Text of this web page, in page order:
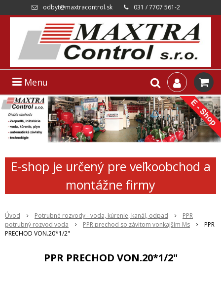
odbyt@maxtracontrol.sk 031 / 7707 561-2
Menu
E-shop je určený pre veľkoobchod a
montážne firmy
Úvod Potrubné rozvody - voda, kúrenie, kanál, odpad
PPR
potrubný rozvod voda
PPR prechod so závitom vonkajším Ms
PPR
PRECHOD VON.20*1/2"
PPR PRECHOD VON.20*1/2"